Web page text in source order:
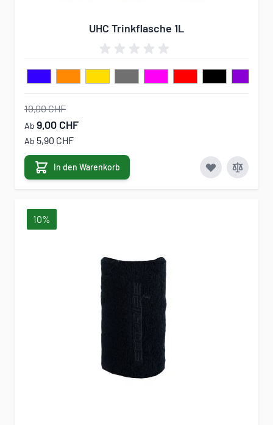
UHC Trinkflasche 1L
10,00 CHF
Ab 9,00 CHF
Ab 5,90 CHF
In den Warenkorb
10%